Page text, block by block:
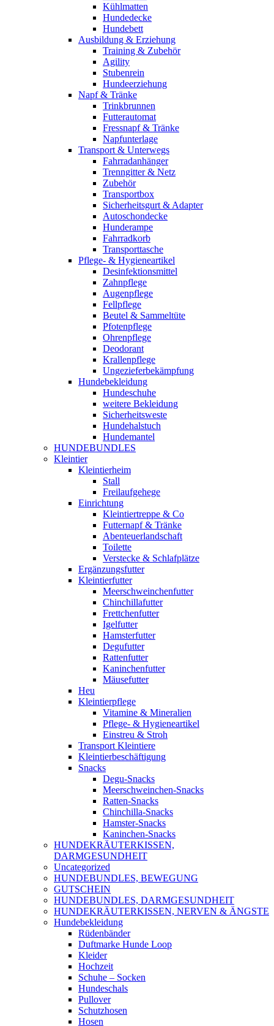
Kühlmatten
Hundedecke
Hundebett
Ausbildung & Erziehung
Training & Zubehör
Agility
Stubenrein
Hundeerziehung
Napf & Tränke
Trinkbrunnen
Futterautomat
Fressnapf & Tränke
Napfunterlage
Transport & Unterwegs
Fahrradanhänger
Trenngitter & Netz
Zubehör
Transportbox
Sicherheitsgurt & Adapter
Autoschondecke
Hunderampe
Fahrradkorb
Transporttasche
Pflege- & Hygieneartikel
Desinfektionsmittel
Zahnpflege
Augenpflege
Fellpflege
Beutel & Sammeltüte
Pfotenpflege
Ohrenpflege
Deodorant
Krallenpflege
Ungezieferbekämpfung
Hundebekleidung
Hundeschuhe
weitere Bekleidung
Sicherheitsweste
Hundehalstuch
Hundemantel
HUNDEBUNDLES
Kleintier
Kleintierheim
Stall
Freilaufgehege
Einrichtung
Kleintiertreppe & Co
Futternapf & Tränke
Abenteuerlandschaft
Toilette
Verstecke & Schlafplätze
Ergänzungsfutter
Kleintierfutter
Meerschweinchenfutter
Chinchillafutter
Frettchenfutter
Igelfutter
Hamsterfutter
Degufutter
Rattenfutter
Kaninchenfutter
Mäusefutter
Heu
Kleintierpflege
Vitamine & Mineralien
Pflege- & Hygieneartikel
Einstreu & Stroh
Transport Kleintiere
Kleintierbeschäftigung
Snacks
Degu-Snacks
Meerschweinchen-Snacks
Ratten-Snacks
Chinchilla-Snacks
Hamster-Snacks
Kaninchen-Snacks
HUNDEKRÄUTERKISSEN,
DARMGESUNDHEIT
Uncategorized
HUNDEBUNDLES, BEWEGUNG
GUTSCHEIN
HUNDEBUNDLES, DARMGESUNDHEIT
HUNDEKRÄUTERKISSEN, NERVEN & ÄNGSTE
Hundebekleidung
Rüdenbänder
Duftmarke Hunde Loop
Kleider
Hochzeit
Schuhe – Socken
Hundeschals
Pullover
Schutzhosen
Hosen